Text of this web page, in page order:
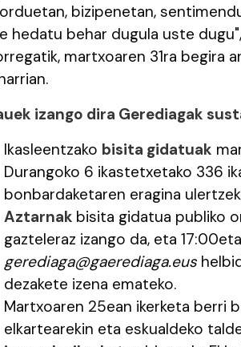
bizipenetan,
hedatu behar dugula uste
martxoaren 31ra begira
izango dira Gerediagak
Ikasleentzako bisita gidatuak
Durangoko 6 ikastetxetako 336
bonbardaketaren eragina
Aztarnak bisita gidatua publiko
gazteleraz izango da, eta
gerediaga@gaerediaga.eus
dezakete izena emateko.
Martxoaren 25ean ikerketa berri
elkartearekin eta eskualdeko